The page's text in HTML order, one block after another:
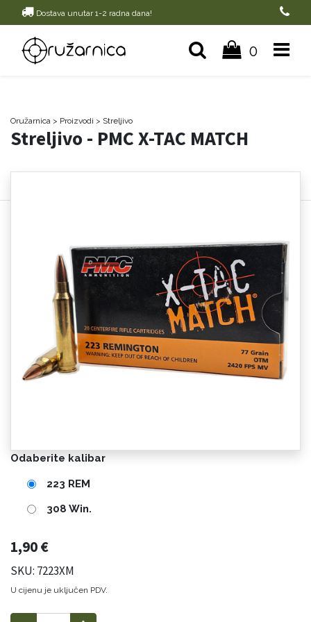
Dostava unutar 1-2 radna dana!
0
Oružarnica > Proizvodi > Streljivo
Streljivo - PMC X-TAC MATCH
Odaberite kalibar
223 REM
308 Win.
1,90€
SKU: 7223XM
U cijenu je uključen PDV.